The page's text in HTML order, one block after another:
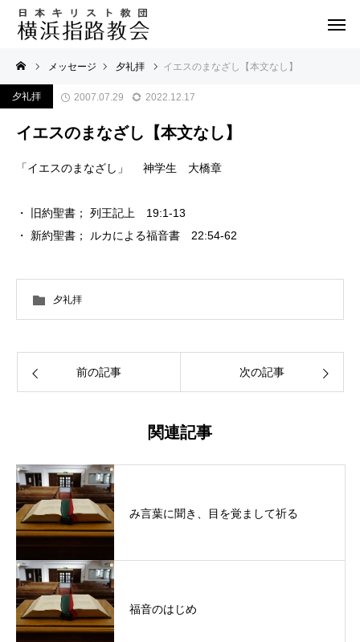
メッセージ 夕礼拝 イエスのまなざし【本文なし】
夕礼拝 2007.07.29 2022.12.17
イエスのまなざし【本文なし】
「イエスのまなざし」 神学生 大橋章
・ 旧約聖書； 列王記上 19:1-13
・ 新約聖書； ルカによる福音書 22:54-62
夕礼拝
前の記事 次の記事
関連記事
み言葉に聞き、目を覚まして祈る
福音のはじめ